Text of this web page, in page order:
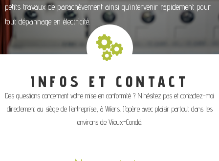
petits travaux de parachèvement ainsi qu’intervenir rapidement pour
tout dépannage en électricité.
INFOS ET CONTACT
Des questions concernant votre mise en conformité ? N’hésitez pas et contactez-moi
directement au siège de l’entreprise, à Wiers. J’opère avec plaisir partout dans les
environs de Vieux-Condé.